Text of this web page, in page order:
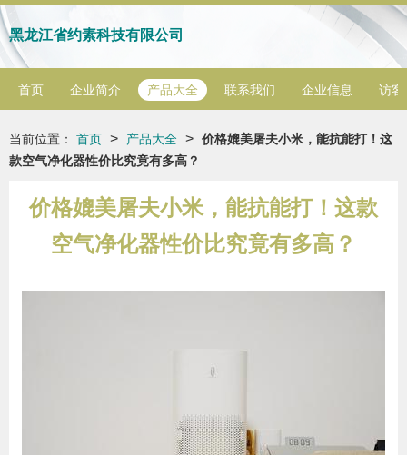
黑龙江省约素科技有限公司
首页 企业简介 产品大全 联系我们 企业信息 访客
当前位置： 首页 > 产品大全 > 价格媲美屠夫小米，能抗能打！这
款空气净化器性价比究竟有多高？
价格媲美屠夫小米，能抗能打！这款
空气净化器性价比究竟有多高？